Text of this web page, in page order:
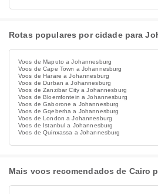
Rotas populares por cidade para
Voos de Maputo a Johannesburg
Voos de Cape Town a Johannesburg
Voos de Harare a Johannesburg
Voos de Durban a Johannesburg
Voos de Zanzibar City a Johannesburg
Voos de Bloemfontein a Johannesburg
Voos de Gaborone a Johannesburg
Voos de Gqeberha a Johannesburg
Voos de London a Johannesburg
Voos de Istanbul a Johannesburg
Voos de Quinxassa a Johannesburg
Mais voos recomendados de Cairo